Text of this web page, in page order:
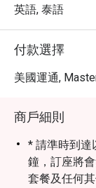
英語, 泰語
付款選擇
美國運通,
商戶細則
* 請準時到達
鐘，訂座將
套餐及任何